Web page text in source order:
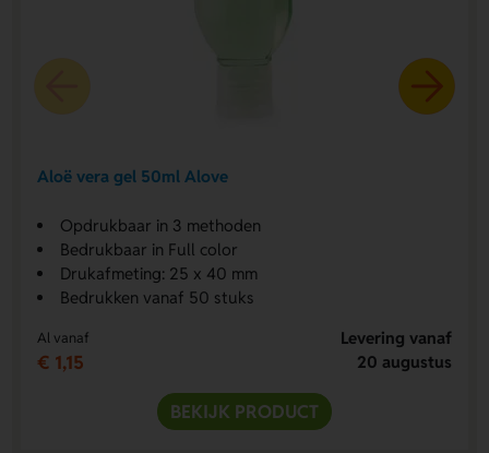
Aloë vera gel 50ml Alove
Opdrukbaar in 3 methoden
Bedrukbaar in Full color
Drukafmeting: 25 x 40 mm
Bedrukken vanaf 50 stuks
Al vanaf
€ 1,15
Levering vanaf
20 augustus
BEKIJK PRODUCT